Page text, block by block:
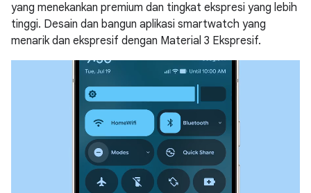
yang menekankan premium dan tingkat ekspresi yang lebih
tinggi. Desain dan bangun aplikasi smartwatch yang
menarik dan ekspresif dengan Material 3 Ekspresif.